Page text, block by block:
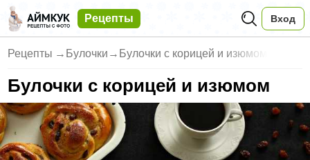
Рецепты Вход
Рецепты → Булочки → Булочки с корицей и изюмом
Булочки с корицей и изюмом